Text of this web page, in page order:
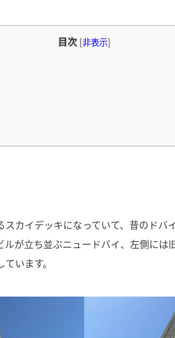
目次 [非表示]
カイデッキになっていて、昔のドバ
が立ち並ぶニュードバイ、左側には
います。